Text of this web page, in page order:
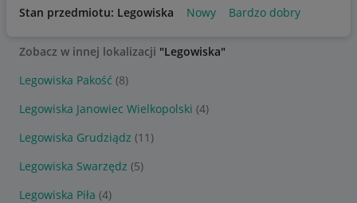
Stan przedmiotu: Legowiska Nowy Bardzo dobry
Zobacz w innej lokalizacji "Legowiska"
Legowiska Pakość (8)
Legowiska Janowiec Wielkopolski (4)
Legowiska Grudziądz (11)
Legowiska Swarzędz (5)
Legowiska Piła (4)